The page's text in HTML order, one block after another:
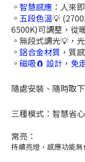
。 智慧感應 ：人來
。 五段色溫💡
6500K)可調整，從
。無段式調光💡 ，
。 鋁合金材質 ，質
。 磁吸🧲 設計，免
隨處安裝、隨時取
三種模式：智慧省
常亮：
持續亮燈，感應功能無